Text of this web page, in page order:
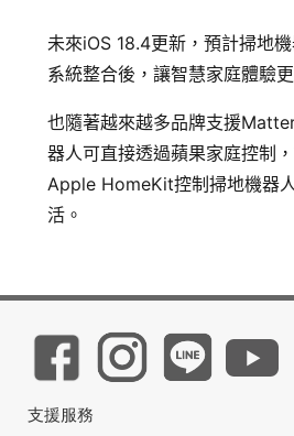
未來iOS 18.4更新，預計掃地
系統整合後，讓智慧家庭體驗
也隨著越來越多品牌支援
器人可直接透過蘋果家庭控制
Apple HomeKit控制掃地機器
活。
支援服務